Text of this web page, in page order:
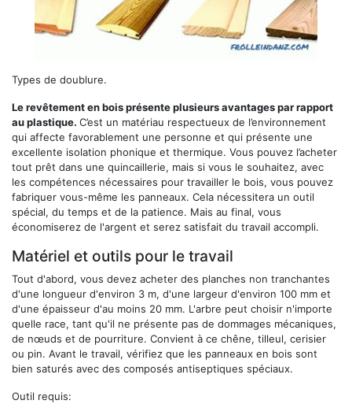
Types de doublure.
Le revêtement en bois présente plusieurs avantages par rapport
au plastique. C’est un matériau respectueux de l’environnement
qui affecte favorablement une personne et qui présente une
excellente isolation phonique et thermique. Vous pouvez l’acheter
tout prêt dans une quincaillerie, mais si vous le souhaitez, avec
les compétences nécessaires pour travailler le bois, vous pouvez
fabriquer vous-même les panneaux. Cela nécessitera un outil
spécial, du temps et de la patience. Mais au final, vous
économiserez de l'argent et serez satisfait du travail accompli.
Matériel et outils pour le travail
Tout d'abord, vous devez acheter des planches non tranchantes
d'une longueur d'environ 3 m, d'une largeur d'environ 100 mm et
d'une épaisseur d'au moins 20 mm. L'arbre peut choisir n'importe
quelle race, tant qu'il ne présente pas de dommages mécaniques,
de nœuds et de pourriture. Convient à ce chêne, tilleul, cerisier
ou pin. Avant le travail, vérifiez que les panneaux en bois sont
bien saturés avec des composés antiseptiques spéciaux.
Outil requis: